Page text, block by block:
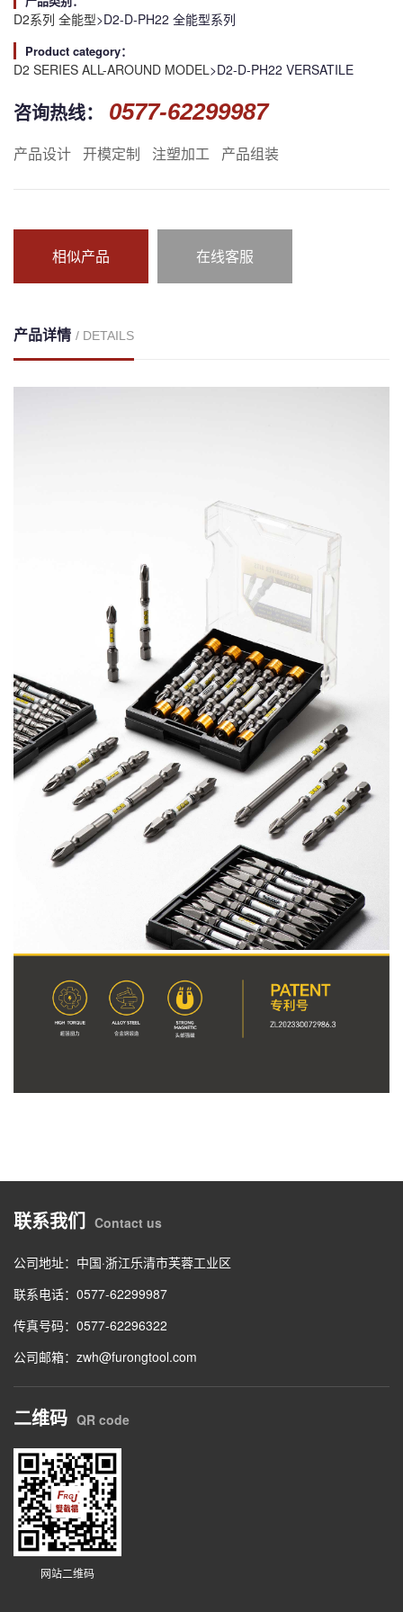
D2系列 全能型>D2-D-PH22 全能型系列
Product category：
D2 SERIES ALL-AROUND MODEL>D2-D-PH22 VERSATILE
咨询热线： 0577-62299987
产品设计 开模定制 注塑加工 产品组装
相似产品 在线客服
产品详情 / DETAILS
联系我们 Contact us
公司地址：中国·浙江乐清市芙蓉工业区
联系电话：0577-62299987
传真号码：0577-62296322
公司邮箱：zwh@furongtool.com
二维码 QR code
网站二维码